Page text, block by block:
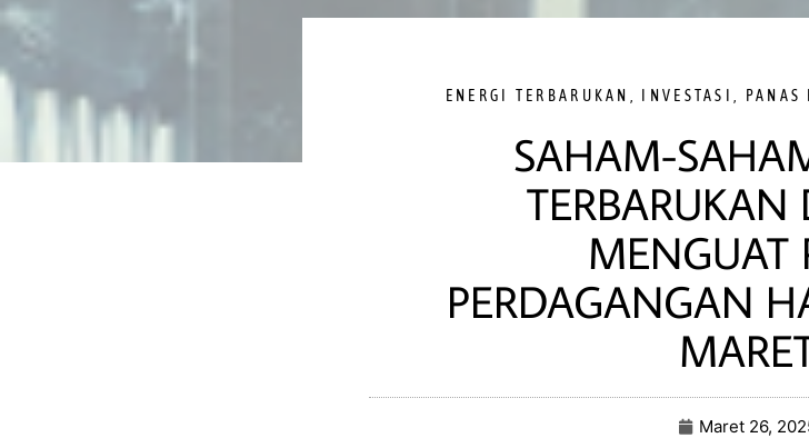
ENERGI TERBARUKAN INVESTASI PANAS
SAHAM-
TERBARUKAN
MENGUAT
PERDAGANGAN
Maret 26,